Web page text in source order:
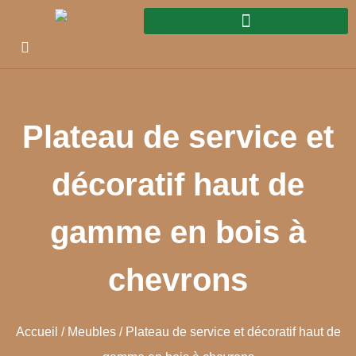
Plateau de service et
décoratif haut de
gamme en bois à
chevrons
Accueil / Meubles/ Plateau de service et décoratif haut de